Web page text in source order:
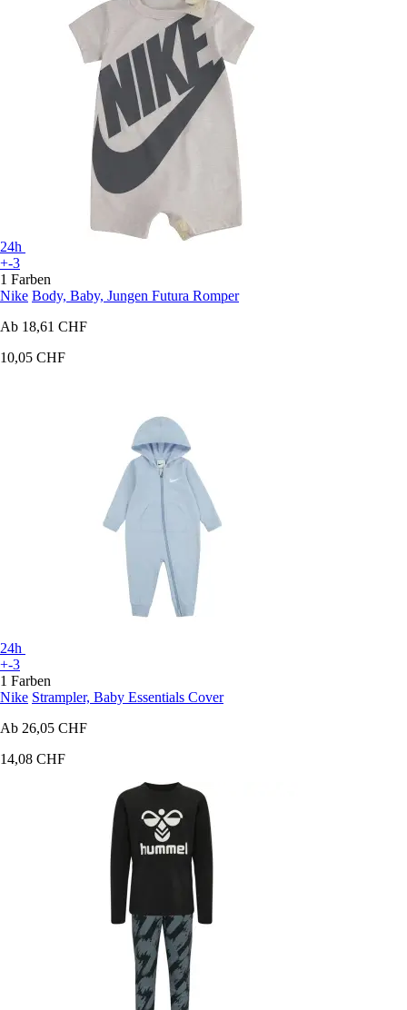
24h
+-3
1 Farben
Nike Body, Baby, Jungen Futura Romper
Ab 18,61 CHF
10,05 CHF
24h
+-3
1 Farben
Nike Strampler, Baby Essentials Cover
Ab 26,05 CHF
14,08 CHF